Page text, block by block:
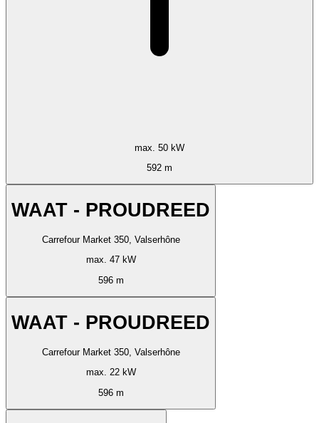
max. 50 kW
592 m
WAAT - PROUDREED
Carrefour Market 350, Valserhône
max. 47 kW
596 m
WAAT - PROUDREED
Carrefour Market 350, Valserhône
max. 22 kW
596 m